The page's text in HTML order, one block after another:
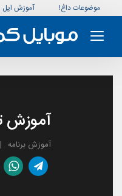
موضوعات داغ! آموزش اپل
آموزش
آموزش برنامه